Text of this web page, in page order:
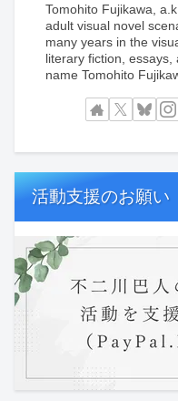
Tomohito Fujikawa,
adult visual novel
many years in the
literary fiction,
name Tomohito
活動支援のお願い